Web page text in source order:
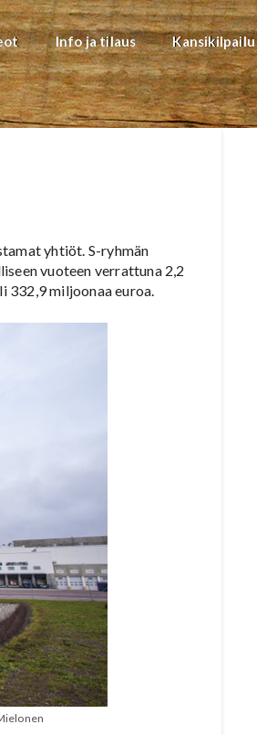
Info ja tilaus Kansikilpailu
yhtiöt. S-ryhmän
vuoteen verrattuna 2,2
miljoonaa euroa.